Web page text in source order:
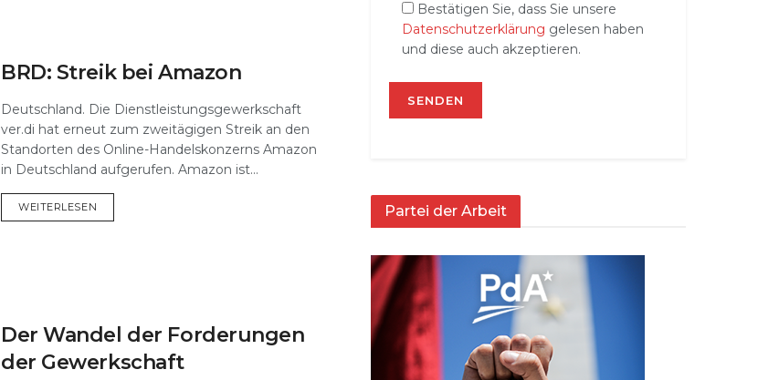
BRD: Streik bei Amazon
Deutschland. Die Dienstleistungsgewerkschaft
ver.di hat erneut zum zweitägigen Streik an den
Standorten des Online-Handelskonzerns Amazon
in Deutschland aufgerufen. Amazon ist...
WEITERLESEN
Der Wandel der Forderungen
der Gewerkschaft
Bestätigen Sie, dass Sie unsere
Datenschutzerklärung gelesen haben
und diese auch akzeptieren.
Partei der Arbeit